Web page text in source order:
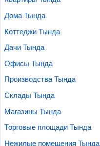
Дома Тында
Коттеджи Тында
Дачи Тында
Офисы Тында
Производства Тында
Склады Тында
Магазины Тында
Торговые площади Тында
Нежилые помещения Тында